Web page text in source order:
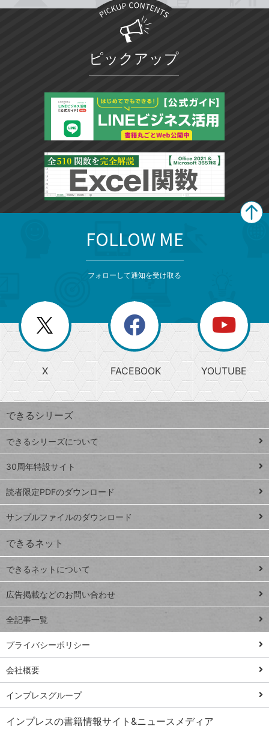
ピックアップ
じ
る
search
検
索
上
昇
ワ
ー
ド
Google
スプレ
ッドシ
ート
iPhone
VLOOKUP
close
閉じ
る
閉
じ
る
ー
か
ら
探
す
ト
ッ
プ
ペ
ジ
連載
Excel Q&A
トイアンナ流仕
事術
PowerAutomate
ではじめる業務
の完全自動化
AI議事録作成術
Windows 11
Q&A
Teams踏み込み
FOLLOW ME
フォローして通知を受け取る
X FACEBOOK YOUTUBE
できるシリーズ
できるシリーズについて
30周年特設サイト
読者限定PDFのダウンロード
サンプルファイルのダウンロード
できるネット
できるネットについて
広告掲載などのお問い合わせ
全記事一覧
プライバシーポリシー
会社概要
インプレスグループ
インプレスの書籍情報サイト&ニュースメディア